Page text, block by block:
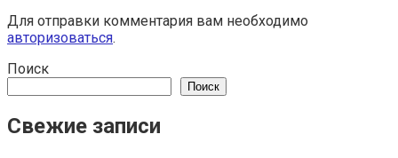
Для отправки комментария вам необходимо
авторизоваться.
Поиск
Поиск
Свежие записи